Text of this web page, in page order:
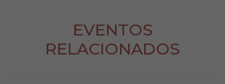
EVENTOS
RELACIONADOS